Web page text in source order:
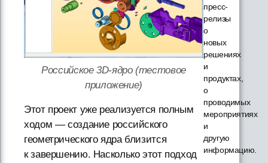
Российское 3D-ядро (тестовое
приложение)
Этот проект уже реализуется полным
ходом — создание российского
геометрического ядра близится
к завершению. Насколько этот подход
пресс-
релизы
о
новых
решениях
и
продуктах,
о
проводимых
мероприятиях
и
другую
информацию.